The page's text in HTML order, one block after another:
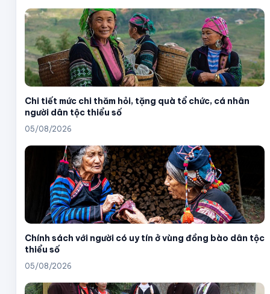
Chi tiết mức chi thăm hỏi, tặng quà tổ chức, cá nhân
người dân tộc thiểu số
05/08/2026
Chính sách với người có uy tín ở vùng đồng bào dân tộc
thiểu số
05/08/2026